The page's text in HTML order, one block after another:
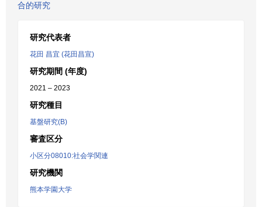
合的研究
研究代表者
花田 昌宜 (花田昌宣)
研究期間 (年度)
2021 – 2023
研究種目
基盤研究(B)
審査区分
小区分08010:社会学関連
研究機関
熊本学園大学